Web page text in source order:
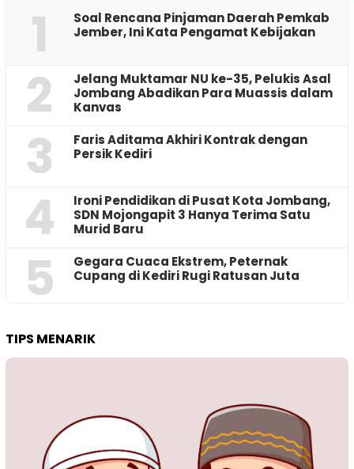
1
‎Soal Rencana Pinjaman Daerah Pemkab
Jember, Ini Kata Pengamat Kebijakan ‎
2
Jelang Muktamar NU ke-35, Pelukis Asal
Jombang Abadikan Para Muassis dalam
Kanvas
3
Faris Aditama Akhiri Kontrak dengan
Persik Kediri
4
Ironi Pendidikan di Pusat Kota Jombang,
SDN Mojongapit 3 Hanya Terima Satu
Murid Baru
5
‎Gegara Cuaca Ekstrem, Peternak
Cupang di Kediri Rugi Ratusan Juta
TIPS MENARIK